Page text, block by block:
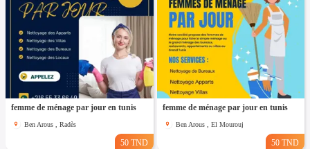
femme de ménage par jour en tunis
Ben Arous , Radès
50 TND
femme de ménage par jour en tunis
Ben Arous , El Mourouj
50 TND